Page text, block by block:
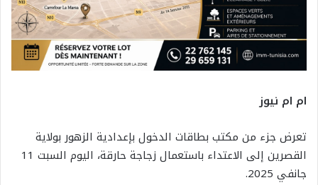
ام ام نيوز
تعرض جزء من مكتب بطاقات الدخول بإعدادية الزهور بولاية
القصرين إلى الاعتداء باستعمال زجاجة حارقة، اليوم السبت 11
جانفي 2025.